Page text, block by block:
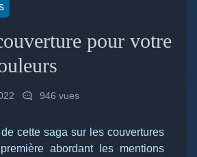
pour votre
946 vues
cette saga sur les couvertures
abordant les mentions